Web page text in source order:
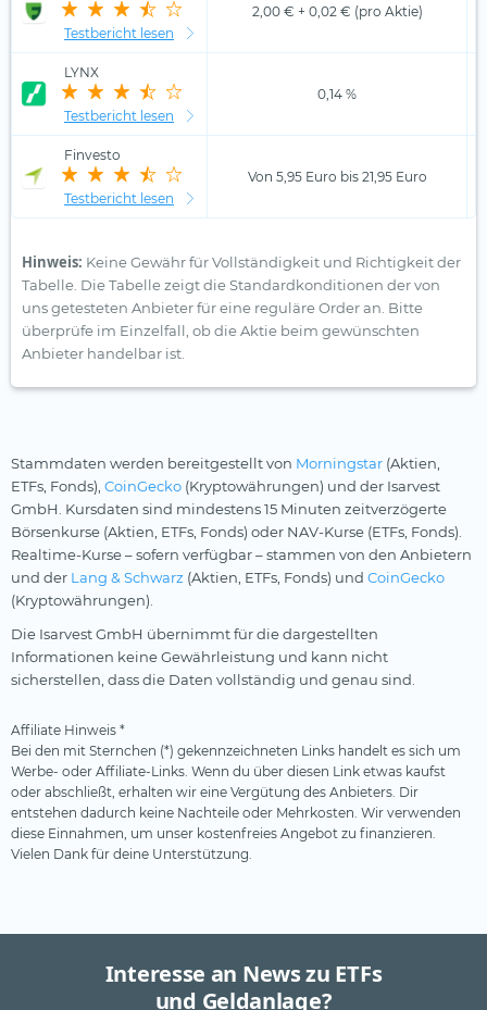
Testbericht lesen
2,00 € + 0,02 € (pro Aktie)
LYNX
Testbericht lesen
0,14 %
Finvesto
Testbericht lesen
Von 5,95 Euro bis 21,95 Euro
Hinweis: Keine Gewähr für Vollständigkeit und Richtigkeit der
Tabelle. Die Tabelle zeigt die Standardkonditionen der von
uns getesteten Anbieter für eine reguläre Order an. Bitte
überprüfe im Einzelfall, ob die Aktie beim gewünschten
Anbieter handelbar ist.
Stammdaten werden bereitgestellt von Morningstar (Aktien,
ETFs, Fonds), CoinGecko (Kryptowährungen) und der Isarvest
GmbH. Kursdaten sind mindestens 15 Minuten zeitverzögerte
Börsenkurse (Aktien, ETFs, Fonds) oder NAV-Kurse (ETFs, Fonds).
Realtime-Kurse – sofern verfügbar – stammen von den Anbietern
und der Lang & Schwarz (Aktien, ETFs, Fonds) und CoinGecko
(Kryptowährungen).
Die Isarvest GmbH übernimmt für die dargestellten
Informationen keine Gewährleistung und kann nicht
sicherstellen, dass die Daten vollständig und genau sind.
Affiliate Hinweis *
Bei den mit Sternchen (*) gekennzeichneten Links handelt es sich um
Werbe- oder Affiliate-Links. Wenn du über diesen Link etwas kaufst
oder abschließt, erhalten wir eine Vergütung des Anbieters. Dir
entstehen dadurch keine Nachteile oder Mehrkosten. Wir verwenden
diese Einnahmen, um unser kostenfreies Angebot zu finanzieren.
Vielen Dank für deine Unterstützung.
Interesse an News zu ETFs
und Geldanlage?